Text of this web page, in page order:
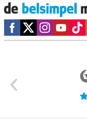
Social media